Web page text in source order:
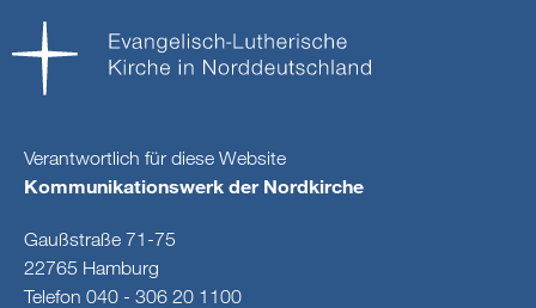
Verantwortlich für diese Website
Kommunikationswerk der Nordkirche
Gaußstraße 71-75
22765 Hamburg
Telefon 040 - 306 20 1100